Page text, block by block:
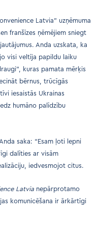
Latvia” uzņēmuma
franšīzes ņēmējiem sniegt
Anda uzskata, ka
visi veltīja papildu laiku
kuras pamata mērķis
bērnus, trūcīgās
iesaistās Ukrainas
humāno palīdzību
saka: “Esam ļoti lepni
dalīties ar visām
iedvesmojot citus.
Latvia nepārprotamo
komunicēšana ir ārkārtīgi